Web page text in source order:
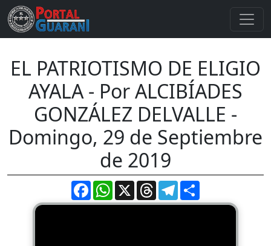
EL PATRIOTISMO DE ELIGIO
AYALA - Por ALCIBÍADES
GONZÁLEZ DELVALLE -
Domingo, 29 de Septiembre
de 2019
FacebookWhatsApp
X ThreadsTelegram